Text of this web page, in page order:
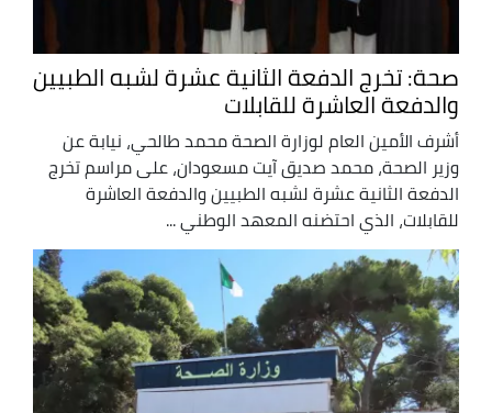
صحة: تخرج الدفعة الثانية عشرة لشبه الطبيين
والدفعة العاشرة للقابلات
أشرف الأمين العام لوزارة الصحة محمد طالحي، نيابة عن
وزير الصحة، محمد صديق آيت مسعودان، على مراسم تخرج
الدفعة الثانية عشرة لشبه الطبيين والدفعة العاشرة
للقابلات، الذي احتضنه المعهد الوطني ...